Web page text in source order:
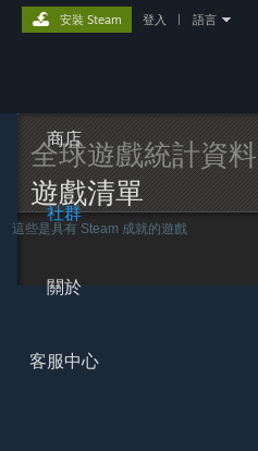
商店
社群
關於
客服中心
安裝 Steam 登入 語言
全球遊戲統計資料
遊戲清單
這些是具有 Steam 成就的遊戲